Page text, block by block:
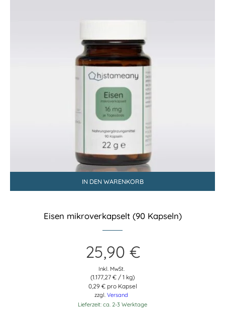
IN DEN WARENKORB
Eisen mikroverkapselt (90 Kapseln)
25,90 €
Inkl. MwSt.
(1.177,27 € / 1 kg)
0,29 € pro Kapsel
zzgl. Versand
Lieferzeit: ca. 2-3 Werktage